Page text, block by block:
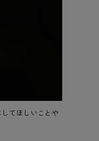
てほしいことや